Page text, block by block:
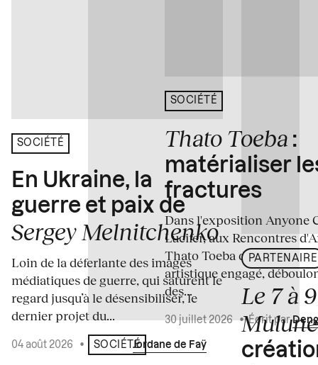
SOCIÉTÉ
En Ukraine, la
guerre et paix de
Sergey Melnitchenko
Loin de la déferlante des images
médiatiques de guerre, qui saturent le
regard jusqu’à le désensibiliser, le
dernier projet du...
04 août 2026 • Écrit par Jordane de Faÿ
SOCIÉTÉ
SOCIÉTÉ
Thato Toeba :
matérialiser
fractures
Dans l'exposition Anyone
Lucifer, aux Rencontres
Thato Toeba dévoile un
artistique engagé,
des...
30 juillet 2026•Écrit par
PARTENAIRE
Le 7 à